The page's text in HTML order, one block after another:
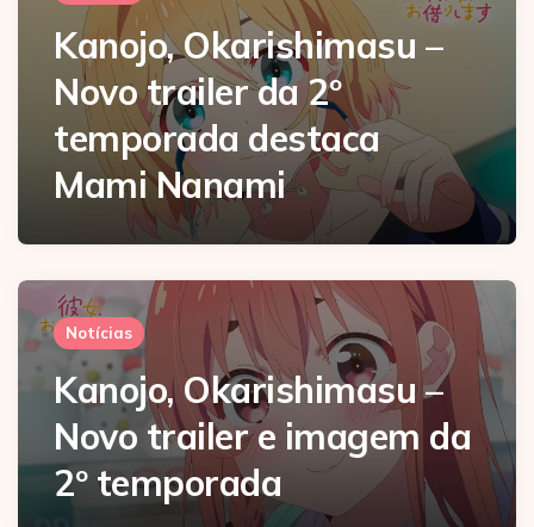
Kanojo, Okarishimasu –
Novo trailer da 2º
temporada destaca
Mami Nanami
Notícias
Kanojo, Okarishimasu –
Novo trailer e imagem da
2º temporada